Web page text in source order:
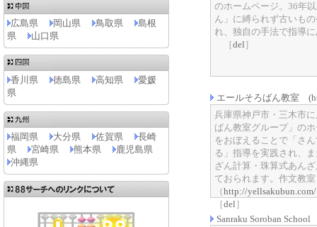
広島県 岡山県 鳥取県
島根
県
山口県
香川県 徳島県 高知県
愛媛
県
福岡県 大分県 佐賀県
長崎
県
宮崎県 熊本県
鹿児島県
沖縄県
のホームページ。36年
ん」に縛られず古いも
れ、独自の手法で指導
［del ］
エールそろばん教室
兵庫県神戸市・三木市
ばん教室グループ」の
をおぼえることで「さ
る」指導を実践され、
ざん計算・珠算式あん
ておられます。作文教室
（http://yellsakubun.com/
［del ］
Sanraku Soroban